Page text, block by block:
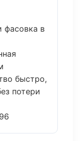
фасовка в
быстро,
потери